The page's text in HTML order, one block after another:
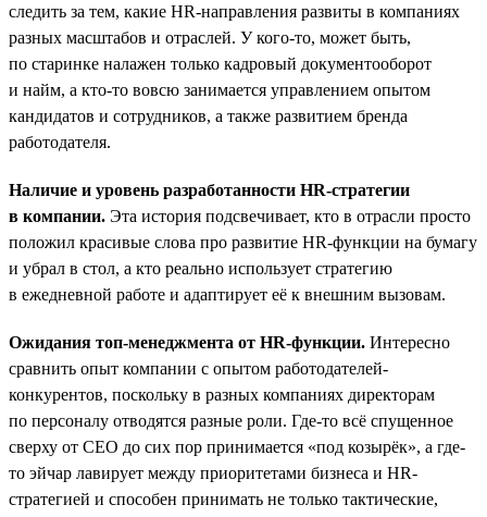
следить за тем, какие HR-направления развиты в компаниях
разных масштабов и отраслей. У кого-то, может быть,
по старинке налажен только кадровый документооборот
и найм, а кто-то вовсю занимается управлением опытом
кандидатов и сотрудников, а также развитием бренда
работодателя.
Наличие и уровень разработанности HR-стратегии
в компании. Эта история подсвечивает, кто в отрасли просто
положил красивые слова про развитие HR-функции на бумагу
и убрал в стол, а кто реально использует стратегию
в ежедневной работе и адаптирует её к внешним вызовам.
Ожидания топ-менеджмента от HR-функции. Интересно
сравнить опыт компании с опытом работодателей-
конкурентов, поскольку в разных компаниях директорам
по персоналу отводятся разные роли. Где-то всё спущенное
сверху от СЕО до сих пор принимается «под козырёк», а где-
то эйчар лавирует между приоритетами бизнеса и HR-
стратегией и способен принимать не только тактические,